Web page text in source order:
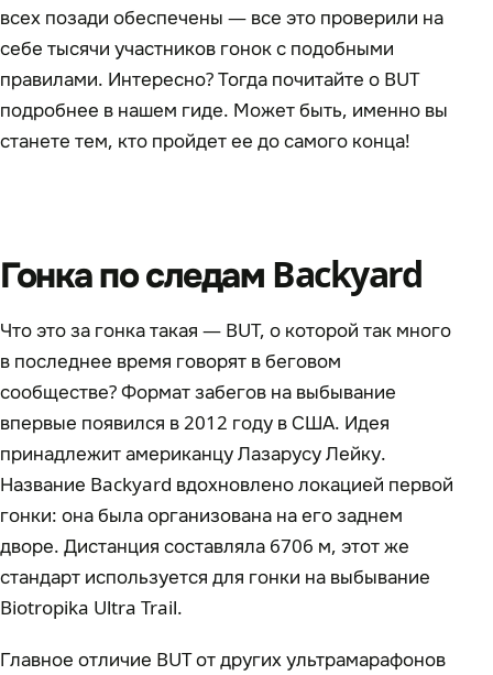
всех позади обеспечены — все это проверили на
себе тысячи участников гонок с подобными
правилами. Интересно? Тогда почитайте о BUT
подробнее в нашем гиде. Может быть, именно вы
станете тем, кто пройдет ее до самого конца!
Гонка по следам Backyard
Что это за гонка такая — BUT, о которой так много
в последнее время говорят в беговом
сообществе? Формат забегов на выбывание
впервые появился в 2012 году в США. Идея
принадлежит американцу Лазарусу Лейку.
Название Backyard вдохновлено локацией первой
гонки: она была организована на его заднем
дворе. Дистанция составляла 6706 м, этот же
стандарт используется для гонки на выбывание
Biotropika Ultra Trail.
Главное отличие BUT от других ультрамарафонов